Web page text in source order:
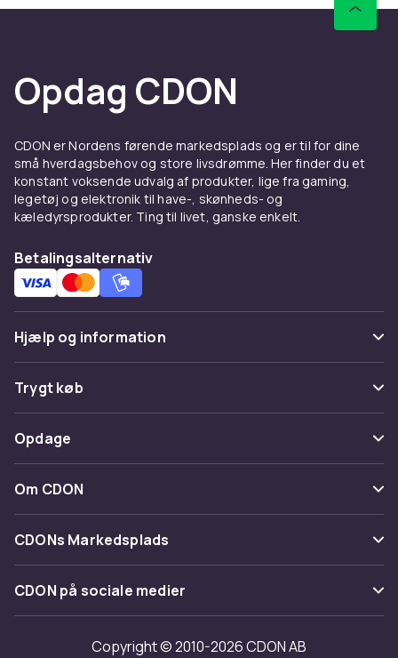
Opdag CDON
CDON er Nordens førende markedsplads og er til for dine
små hverdagsbehov og store livsdrømme. Her finder du et
konstant voksende udvalg af produkter, lige fra gaming,
legetøj og elektronik til have-, skønheds- og
kæledyrsprodukter. Ting til livet, ganske enkelt.
Betalingsalternativ
Hjælp og information
Ofte stillede spørgsmål
Spor pakke
Fortryd & returner her
Kontakt os
Trygt køb
Betaling
Levering
Tilbagekaldelser
Opdage
Kategorier
Maerke
Om CDON
Om os
Kundeanmeldelser
Arbejd på CDON
Investor relations
CDONs Markedsplads
Merchant Help Center
CDON på sociale medier
Copyright © 2010-2026 CDON AB